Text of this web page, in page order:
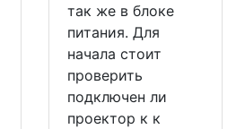
так же в блоке
питания. Для
начала стоит
проверить
подключен ли
проектор к к